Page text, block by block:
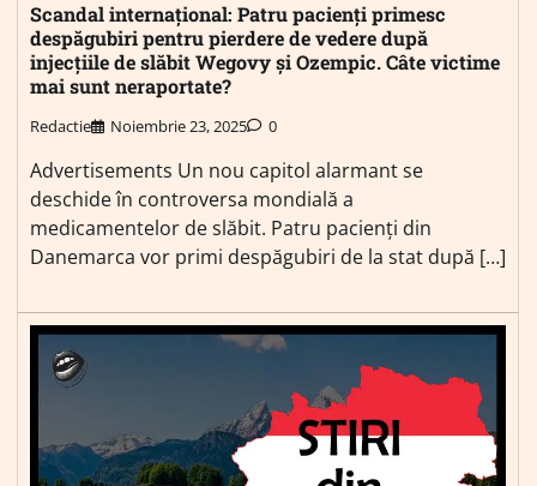
Scandal internațional: Patru pacienți primesc
despăgubiri pentru pierdere de vedere după
injecțiile de slăbit Wegovy și Ozempic. Câte victime
mai sunt neraportate?
Redactie Noiembrie 23, 2025 0
Advertisements Un nou capitol alarmant se
deschide în controversa mondială a
medicamentelor de slăbit. Patru pacienți din
Danemarca vor primi despăgubiri de la stat după […]